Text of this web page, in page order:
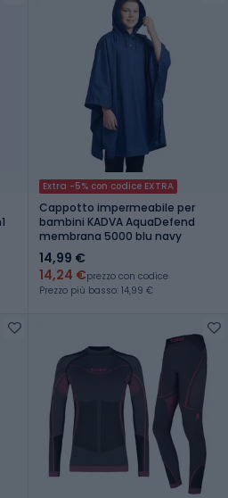
Extra -5% con codice EXTRA
Cappotto impermeabile per
bambini KADVA AquaDefend
membrana 5000 blu navy
14,99 €
14,24 €prezzo con codice
Prezzo più basso: 14,99 €